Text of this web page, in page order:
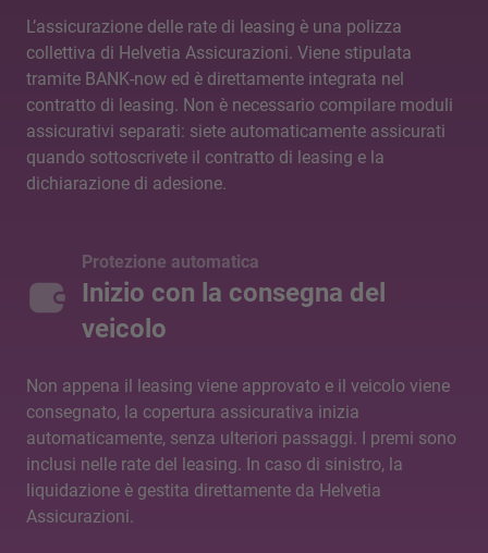
L’assicurazione delle rate di leasing è una polizza
collettiva di Helvetia Assicurazioni. Viene stipulata
tramite BANK-now ed è direttamente integrata nel
contratto di leasing. Non è necessario compilare moduli
assicurativi separati: siete automaticamente assicurati
quando sottoscrivete il contratto di leasing e la
dichiarazione di adesione.
Protezione automatica
Inizio con la consegna del
veicolo
Non appena il leasing viene approvato e il veicolo viene
consegnato, la copertura assicurativa inizia
automaticamente, senza ulteriori passaggi. I premi sono
inclusi nelle rate del leasing. In caso di sinistro, la
liquidazione è gestita direttamente da Helvetia
Assicurazioni.